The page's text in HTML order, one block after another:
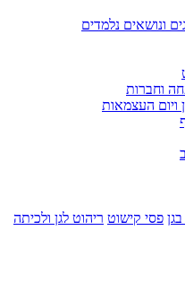
ונושאים נלמדים
וחברות
ויום העצמאות
פסי קישוט ריהוט לגן ולכיתה